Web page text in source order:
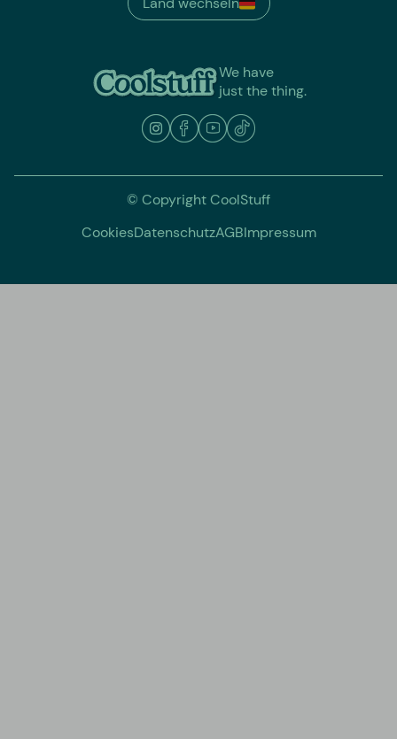
We have
just the thing.
© Copyright CoolStuff
CookiesDatenschutzAGBImpressum